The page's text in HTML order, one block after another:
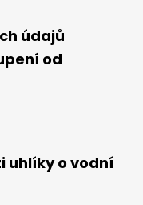
údajů
od
uhlíky o vodní